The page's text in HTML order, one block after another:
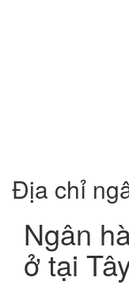
Địa chỉ
Ngân
ở tại